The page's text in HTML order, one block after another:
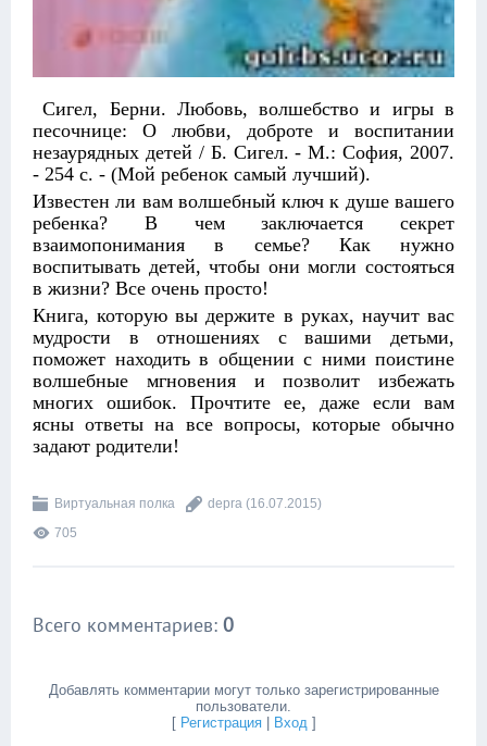
Сигел, Берни. Любовь, волшебство и игры в
песочнице: О любви, доброте и воспитании
незаурядных детей / Б. Сигел. - М.: София, 2007.
- 254 с. - (Мой ребенок самый лучший).
Известен ли вам волшебный ключ к душе вашего
ребенка? В чем заключается секрет
взаимопонимания в семье? Как нужно
воспитывать детей, чтобы они могли состояться
в жизни? Все очень просто!
Книга, которую вы держите в руках, научит вас
мудрости в отношениях с вашими детьми,
поможет находить в общении с ними поистине
волшебные мгновения и позволит избежать
многих ошибок. Прочтите ее, даже если вам
ясны ответы на все вопросы, которые обычно
задают родители!
Виртуальная полка depra (16.07.2015)
705
Всего комментариев: 0
Добавлять комментарии могут только зарегистрированные
пользователи.
[ Регистрация| Вход]